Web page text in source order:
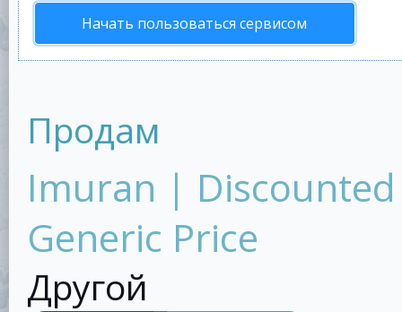
Начать пользоваться сервисом
Продам
Imuran |
Generic Price
Другой